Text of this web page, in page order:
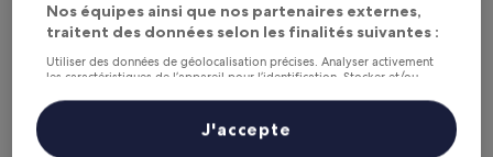
APA Hotel Okhotsk Kitami
APA Hotel Okhotsk Kitami
Hébergement
3.0 étoiles
8.0
10,
8,0/10
41 €
Nos équipes ainsi que nos partenaires externes,
traitent des données selon les finalités suivantes :
Utiliser des données de géolocalisation précises. Analyser activement
les caractéristiques de l’appareil pour l’identification. Stocker et/ou
personnalisés, mesure de performance des publicités et du contenu,
études d’audience et développement de services.
Liste de nos partenaires (fournisseurs)
J'accepte